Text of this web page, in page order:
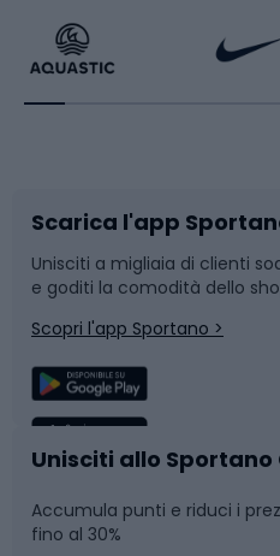
Bikepacking
Bushcraft
Corsa
Sport di squadra
Caschi da ciclismo
Skitouring
Sport con le racchette
Slitte e slittini
Snowboard
Camminata nordica
Nuoto
Pattinaggio
Scarica l'app
Unisciti a migliaia di clienti
e goditi la comodità dello
Scopri l'app Sportano >
Unisciti allo Sportano
Accumula punti e riduci i
fino al 30%